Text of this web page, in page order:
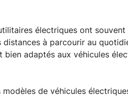
électriques ont
à parcourir au
adaptés aux véhicules
de véhicules